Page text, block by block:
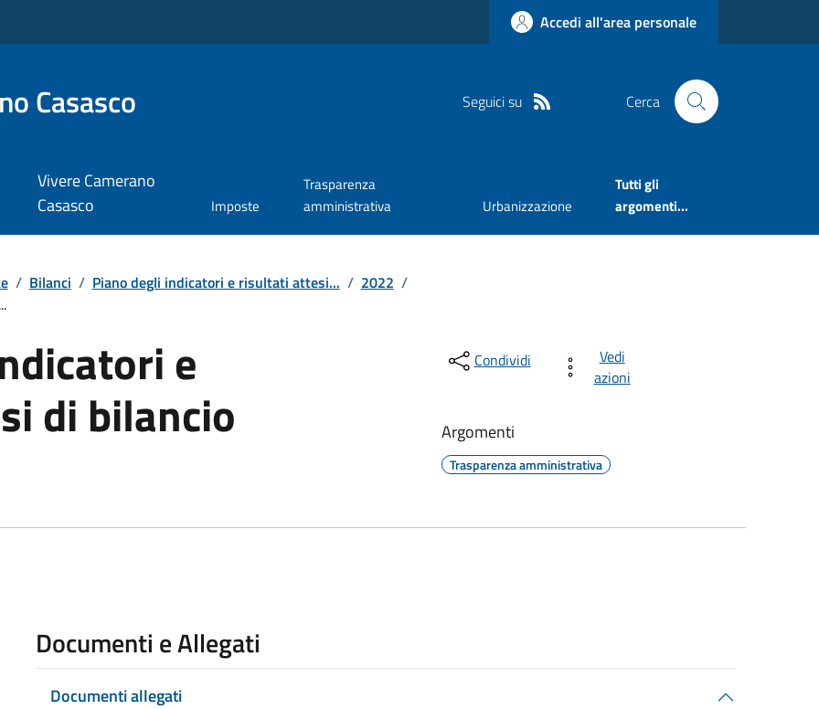
Accedi all'area personale
Casasco Seguici su Cerca
Vivere Camerano
Casasco
Imposte
Trasparenza
amministrativa
Urbanizzazione
Tutti gli
argomenti...
/ Bilanci / Piano degli indicatori e risultati attesi... / 2022 /
e
di bilancio
Condividi
Vedi
azioni
Argomenti
Trasparenza amministrativa
Documenti e Allegati
Documenti allegati